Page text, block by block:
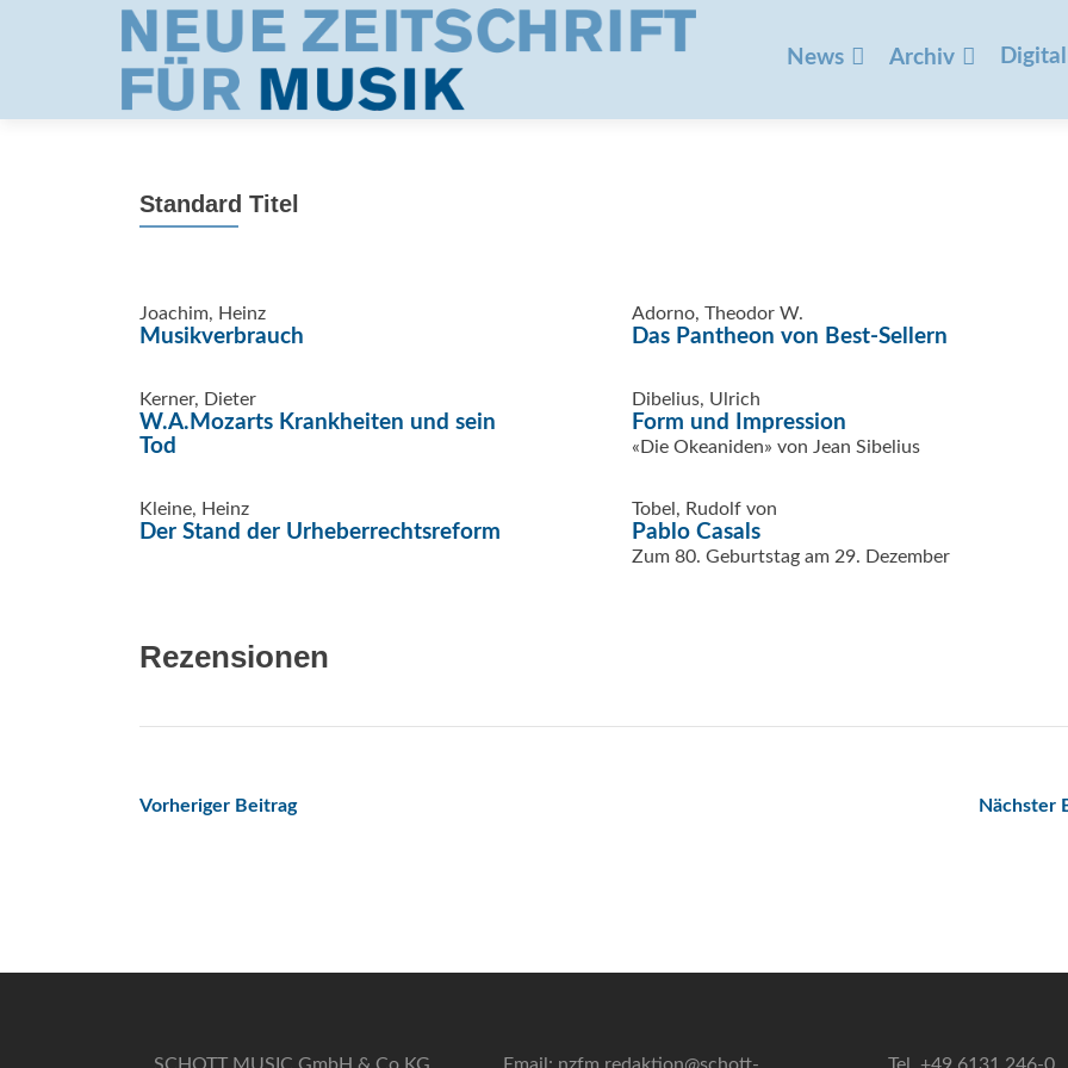
springen
News Archiv Digital
Standard Titel
Joachim, Heinz
Musikverbrauch
Adorno, Theodor W.
Das Pantheon von Best-Sellern
Kerner, Dieter
W.A.Mozarts Krankheiten und sein
Tod
Dibelius, Ulrich
Form und Impression
«Die Okeaniden» von Jean Sibelius
Kleine, Heinz
Der Stand der Urheberrechtsreform
Tobel, Rudolf von
Pablo Casals
Zum 80. Geburtstag am 29. Dezember
Rezensionen
Navigation
Vorheriger Beitrag Nächster